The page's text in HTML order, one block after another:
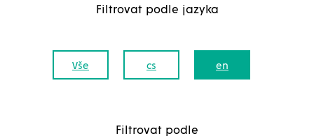
Filtrovat podle jazyka
Vše cs en
Filtrovat podle